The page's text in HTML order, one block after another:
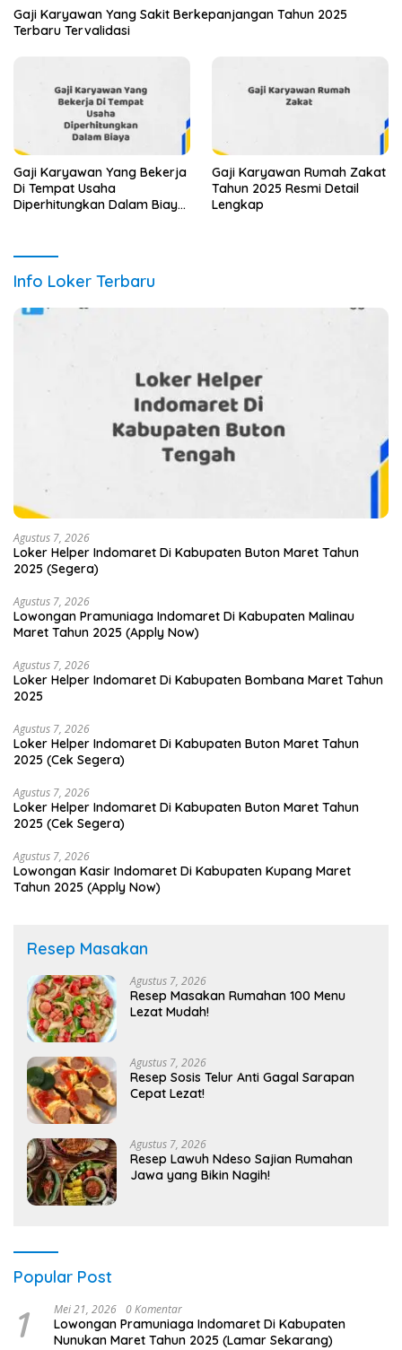
Gaji Karyawan Yang Sakit Berkepanjangan Tahun 2025
Terbaru Tervalidasi
Gaji Karyawan Yang Bekerja
Di Tempat Usaha
Diperhitungkan Dalam Biaya
Gaji Karyawan Rumah Zakat
Tahun 2025 Resmi Detail
Lengkap
Info Loker Terbaru
Agustus 7, 2026
Loker Helper Indomaret Di Kabupaten Buton Maret Tahun
2025 (Segera)
Agustus 7, 2026
Lowongan Pramuniaga Indomaret Di Kabupaten Malinau
Maret Tahun 2025 (Apply Now)
Agustus 7, 2026
Loker Helper Indomaret Di Kabupaten Bombana Maret Tahun
2025
Agustus 7, 2026
Loker Helper Indomaret Di Kabupaten Buton Maret Tahun
2025 (Cek Segera)
Agustus 7, 2026
Loker Helper Indomaret Di Kabupaten Buton Maret Tahun
2025 (Cek Segera)
Agustus 7, 2026
Lowongan Kasir Indomaret Di Kabupaten Kupang Maret
Tahun 2025 (Apply Now)
Resep Masakan
Agustus 7, 2026
Resep Masakan Rumahan 100 Menu
Lezat Mudah!
Agustus 7, 2026
Resep Sosis Telur Anti Gagal Sarapan
Cepat Lezat!
Agustus 7, 2026
Resep Lawuh Ndeso Sajian Rumahan
Jawa yang Bikin Nagih!
Popular Post
1 Mei 21, 2026 0 Komentar
Lowongan Pramuniaga Indomaret Di Kabupaten
Nunukan Maret Tahun 2025 (Lamar Sekarang)